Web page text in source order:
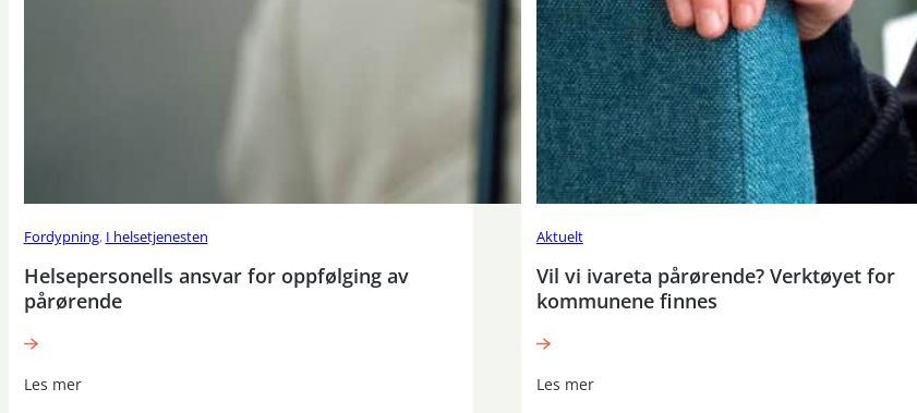
Fordypning, I helsetjenesten
Helsepersonells ansvar for oppfølging av
pårørende
Les mer
Aktuelt
Vil vi ivareta pårørende? Verktøyet for
kommunene finnes
Les mer